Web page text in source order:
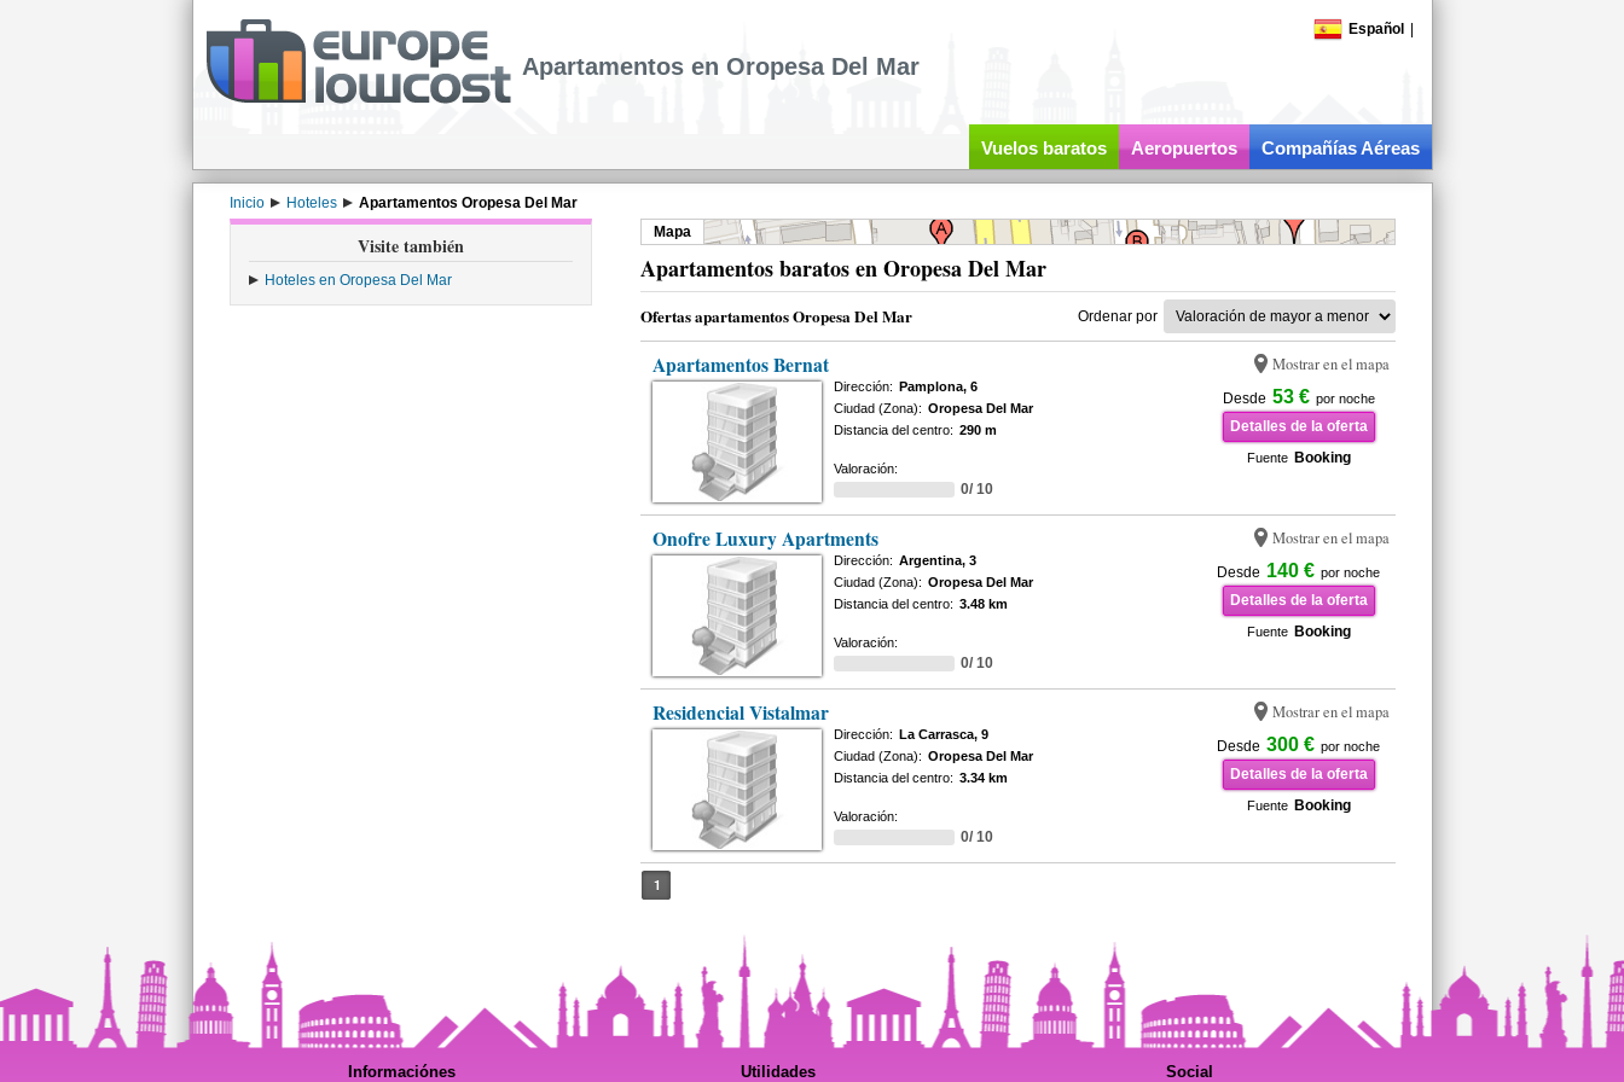
Español
Apartamentos en Oropesa Del Mar
Vuelos baratos Aeropuertos Compañías Aéreas
Inicio Hoteles Apartamentos Oropesa Del Mar
Visite también
Hoteles en Oropesa Del Mar
Mapa
Apartamentos baratos en Oropesa Del Mar
Ofertas apartamentos Oropesa Del Mar Ordenar por
Apartamentos Bernat Mostrar en el mapa
Desde 53 € por noche
Detalles de la oferta
Fuente Booking
Dirección: Pamplona, 6
Ciudad (Zona): Oropesa Del Mar
Distancia del centro: 290 m
Valoración:
0/ 10
Onofre Luxury Apartments Mostrar en el mapa
Desde 140 € por noche
Detalles de la oferta
Fuente Booking
Dirección: Argentina, 3
Ciudad (Zona): Oropesa Del Mar
Distancia del centro: 3.48 km
Valoración:
0/ 10
Residencial Vistalmar Mostrar en el mapa
Desde 300 € por noche
Detalles de la oferta
Fuente Booking
Dirección: La Carrasca, 9
Ciudad (Zona): Oropesa Del Mar
Distancia del centro: 3.34 km
Valoración:
0/ 10
1
Informaciónes Utilidades Social